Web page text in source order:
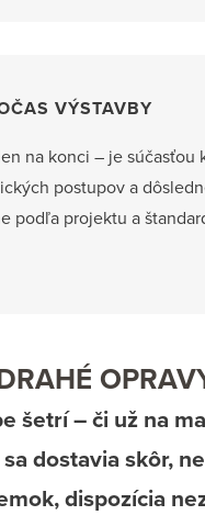
VÝSTAVBY
na konci – je
postupov a
podľa projektu a
šetrí – či už na
dostavia skôr,
dispozícia